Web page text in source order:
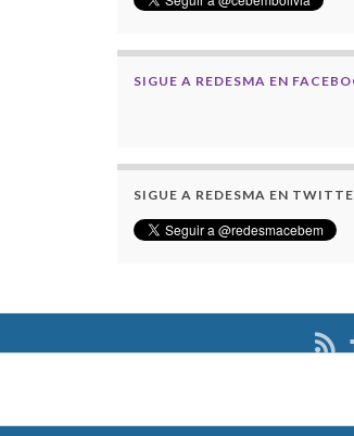
SIGUE A REDESMA EN
SIGUE A REDESMA EN